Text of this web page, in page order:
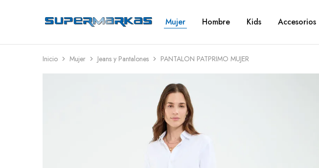
SuperMarkas
Ropa
Envío
gratis*
Mujer Hombre Kids Accesorios
Inicio Mujer Jeans y Pantalones PANTALON PATPRIMO MUJER